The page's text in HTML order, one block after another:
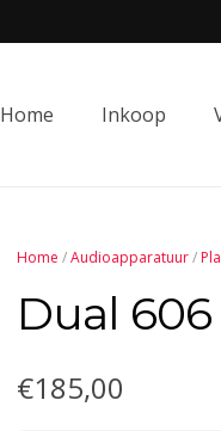
Home Inkoop
Home /Audioapparatuur/
Dual 606
€185,00